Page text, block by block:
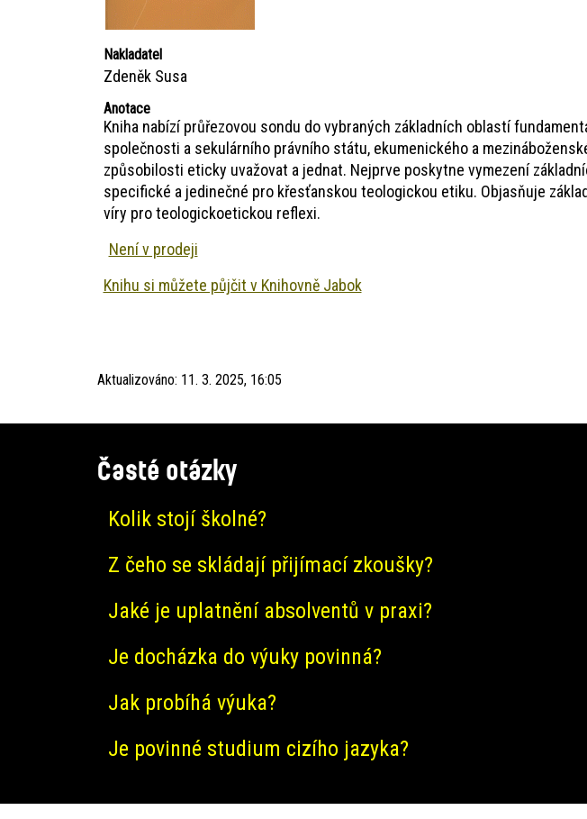
Nakladatel
Zdeněk Susa
Anotace
Kniha nabízí průřezovou sondu do vybraných základních oblastí
společnosti a sekulárního právního státu, ekumenického a
způsobilosti eticky uvažovat a jednat. Nejprve poskytne vymezení
specifické a jedinečné pro křesťanskou teologickou etiku. Objasňuje
víry pro teologickoetickou reflexi.
Není v prodeji
Knihu si můžete půjčit v Knihovně Jabok
Aktualizováno: 11. 3. 2025, 16:05
Časté otázky
Kolik stojí školné?
Z čeho se skládají přijímací zkoušky?
Jaké je uplatnění absolventů v praxi?
Je docházka do výuky povinná?
Jak probíhá výuka?
Je povinné studium cizího jazyka?